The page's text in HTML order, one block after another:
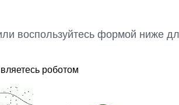
воспользуйтесь формой ниже
роботом